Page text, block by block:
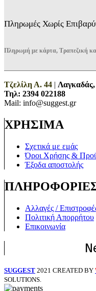
Πληρωμές Χωρίς
Πληρωμή με κάρτα, Τραπεζική
Τζελίλη Α. 44 | Λαγκαδάς,
Τηλ: 2394 022188
Mail: info@suggest.gr
ΧΡΗΣΙΜΑ
Σχετικά με εμάς
Όροι Χρήσης &
Έξοδα αποστολής
Αλλαγές /
Πολιτική Απορρήτου
Επικοινωνία
SUGGEST 2021 CREATED BY
SOLUTIONS.